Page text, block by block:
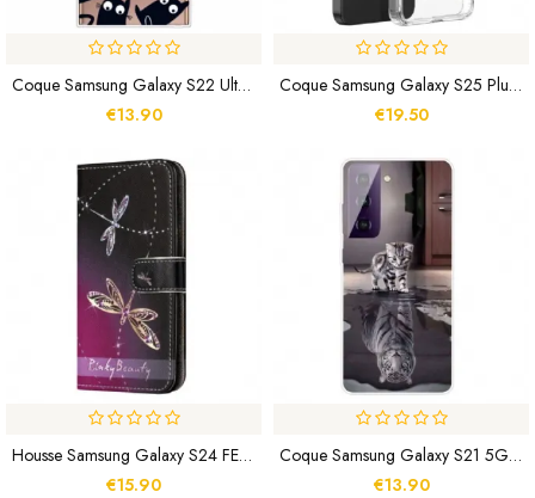
Coque Samsung Galaxy S22 Ultra 5G Souris Noires
€13.90
Coque Samsung Galaxy S25 Plus 5G Compatible MagSafe Clin Series DUX DUCIS
€19.50
Housse Samsung Galaxy S24 FE Libellules À Lanière
€15.90
Coque Samsung Galaxy S21 5G Ernest Le Tigre
€13.90